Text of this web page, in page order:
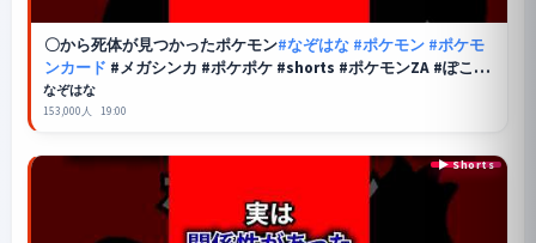
〇から死体が見つかったポケモン#なぞはな #ポケモン #ポケモ
ンカード #メガシンカ #ポケポケ #shorts #ポケモンZA #ぽこあ
ポケモン #アニポケ #ポケカ #ポケポケ #ガーディ
なぞはな
153,000人 19:00